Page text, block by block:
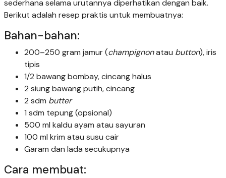
sederhana selama urutannya diperhatikan dengan baik.
Berikut adalah resep praktis untuk membuatnya:
Bahan-bahan:
200–250 gram jamur (champignonatau button), iris
tipis
1/2 bawang bombay, cincang halus
2 siung bawang putih, cincang
2 sdm butter
1 sdm tepung (opsional)
500 ml kaldu ayam atau sayuran
100 ml krim atau susu cair
Garam dan lada secukupnya
Cara membuat: